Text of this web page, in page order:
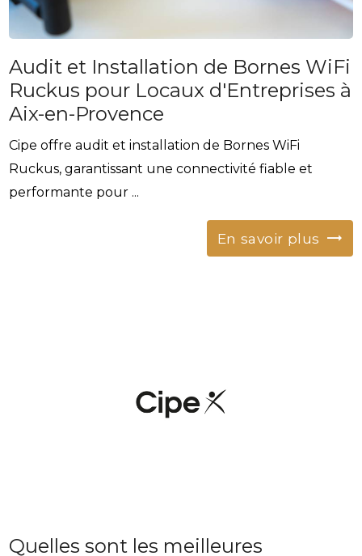
Audit et Installation de Bornes WiFi
Ruckus pour Locaux d'Entreprises à
Aix-en-Provence
Cipe offre audit et installation de Bornes WiFi
Ruckus, garantissant une connectivité fiable et
performante pour ...
En savoir plus
Quelles sont les meilleures